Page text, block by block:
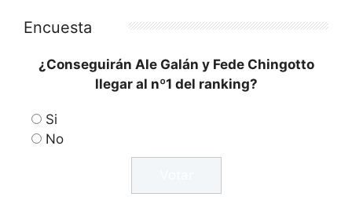
Encuesta
¿Conseguirán Ale Galán y Fede Chingotto
llegar al nº1 del ranking?
Si
No